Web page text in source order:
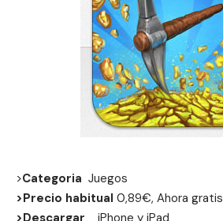
>Categoria Juegos
>Precio habitual 0,89€, Ahora gratis
>Descargar iPhone y iPad